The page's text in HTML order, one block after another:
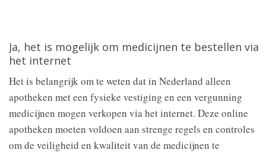
Ja, het is mogelijk om medicijnen te bestellen via
het internet
Het is belangrijk om te weten dat in Nederland alleen
apotheken met een fysieke vestiging en een vergunning
medicijnen mogen verkopen via het internet. Deze online
apotheken moeten voldoen aan strenge regels en controles
om de veiligheid en kwaliteit van de medicijnen te